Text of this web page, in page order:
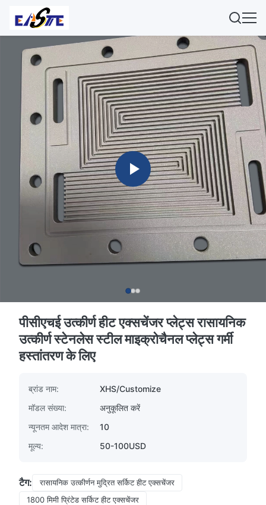
पीसीएचई उत्कीर्ण हीट एक्सचेंजर प्लेट्स रासायनिक
उत्कीर्ण स्टेनलेस स्टील माइक्रोचैनल प्लेट्स गर्मी
हस्तांतरण के लिए
ब्रांड नाम:
XHS/Customize
मॉडल संख्या:
अनुकूलित करें
न्यूनतम आदेश मात्रा:
10
मूल्य:
50-100USD
टैग:
रासायनिक उत्कीर्णन मुद्रित सर्किट हीट एक्सचेंजर
1800 मिमी प्रिंटेड सर्किट हीट एक्सचेंजर